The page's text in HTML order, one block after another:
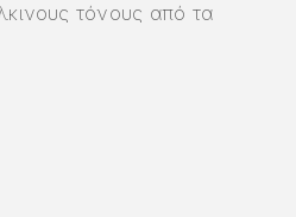
τόνους από τα